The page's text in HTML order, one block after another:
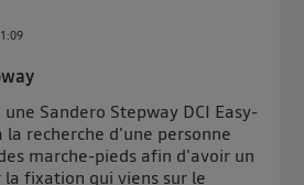
Sandero Stepway DCI Easy-
la recherche d'une personne
marche-pieds afin d'avoir un
fixation qui viens sur le